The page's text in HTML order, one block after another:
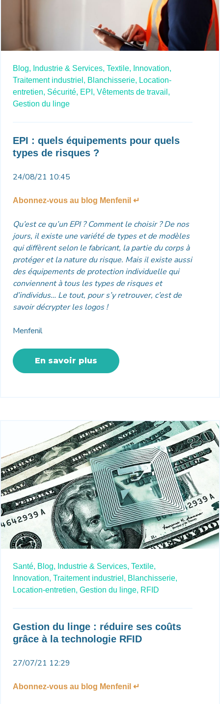
Blog, Industrie & Services, Textile, Innovation,
Traitement industriel, Blanchisserie, Location-
entretien, Sécurité, EPI, Vêtements de travail,
Gestion du linge
EPI : quels équipements pour quels
types de risques ?
24/08/21 10:45
Abonnez-vous au blog Menfenil ↵
Qu’est ce qu’un EPI ? Comment le choisir ? De nos
jours, il existe une variété de types et de modèles
qui diffèrent selon le fabricant, la partie du corps à
protéger et la nature du risque. Mais il existe aussi
des équipements de protection individuelle qui
conviennent à tous les types de risques et
d’individus… Le tout, pour s’y retrouver, c’est de
savoir décrypter les logos !
Menfenil
En savoir plus
Santé, Blog, Industrie & Services, Textile,
Innovation, Traitement industriel, Blanchisserie,
Location-entretien, Gestion du linge, RFID
Gestion du linge : réduire ses coûts
grâce à la technologie RFID
27/07/21 12:29
Abonnez-vous au blog Menfenil ↵